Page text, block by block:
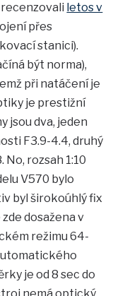
recenzovali letos v
přes
stanici).
být norma),
při natáčení je
je prestižní
jsou dva, jeden
F3.9-4.4, druhý
rozsah 1:10
V570 bylo
byl širokoúhlý fix
dosažena v
režimu 64-
je od 8 sec do